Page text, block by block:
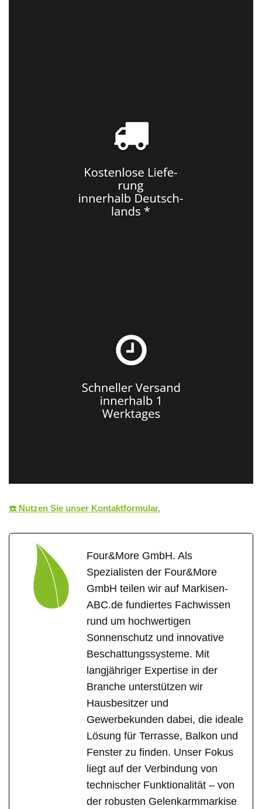
☎️ Nutzen Sie unser Kontaktformular.
Four&More GmbH. Als
Spezialisten der Four&More
GmbH teilen wir auf Markisen-
ABC.de fundiertes Fachwissen
rund um hochwertigen
Sonnenschutz und innovative
Beschattungssysteme. Mit
langjähriger Expertise in der
Branche unterstützen wir
Hausbesitzer und
Gewerbekunden dabei, die ideale
Lösung für Terrasse, Balkon und
Fenster zu finden. Unser Fokus
liegt auf der Verbindung von
technischer Funktionalität – von
der robusten Gelenkarmmarkise